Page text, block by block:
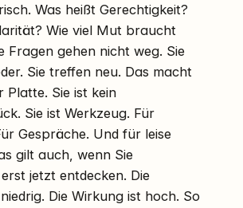
Was heißt Gerechtigkeit?
Wie viel Mut braucht
Fragen gehen nicht weg. Sie
Sie treffen neu. Das macht
Platte. Sie ist kein
Sie ist Werkzeug. Für
Gespräche. Und für leise
gilt auch, wenn Sie
jetzt entdecken. Die
Die Wirkung ist hoch. So